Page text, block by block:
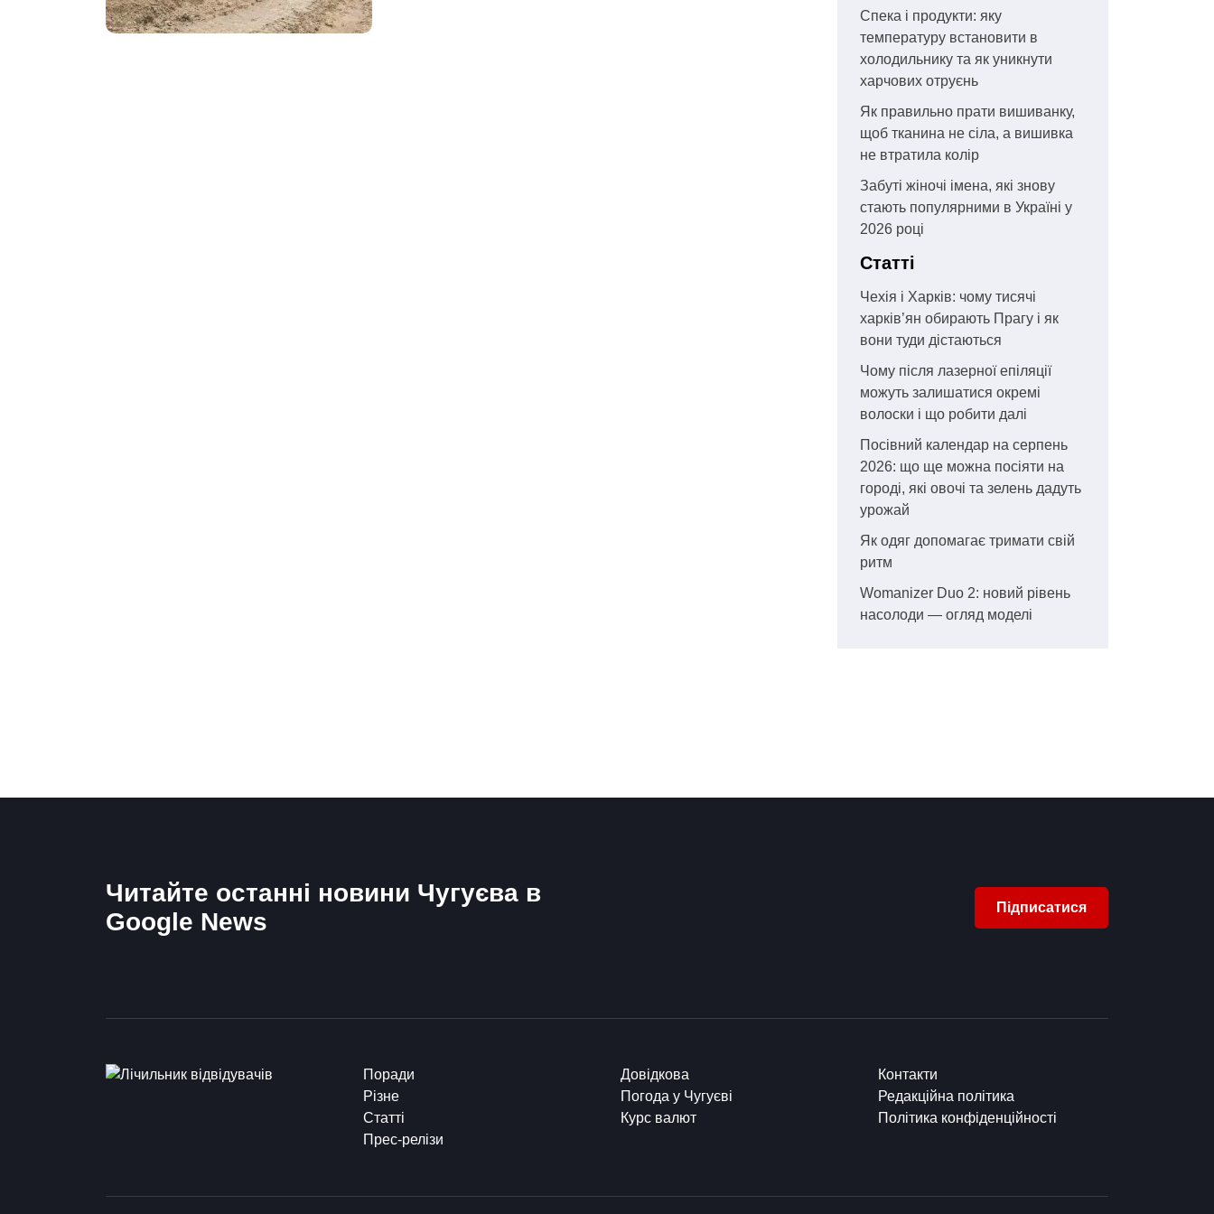
Спека і продукти: яку
температуру встановити в
холодильнику та як уникнути
харчових отруєнь
Як правильно прати вишиванку,
щоб тканина не сіла, а вишивка
не втратила колір
Забуті жіночі імена, які знову
стають популярними в Україні у
2026 році
Статті
Чехія і Харків: чому тисячі
харків’ян обирають Прагу і як
вони туди дістаються
Чому після лазерної епіляції
можуть залишатися окремі
волоски і що робити далі
Посівний календар на серпень
2026: що ще можна посіяти на
городі, які овочі та зелень дадуть
урожай
Як одяг допомагає тримати свій
ритм
Womanizer Duo 2: новий рівень
насолоди — огляд моделі
Читайте останні новини Чугуєва в
Google News
Підписатися
Поради
Різне
Статті
Прес-релізи
Довідкова
Погода у Чугуєві
Курс валют
Контакти
Редакційна політика
Політика конфіденційності